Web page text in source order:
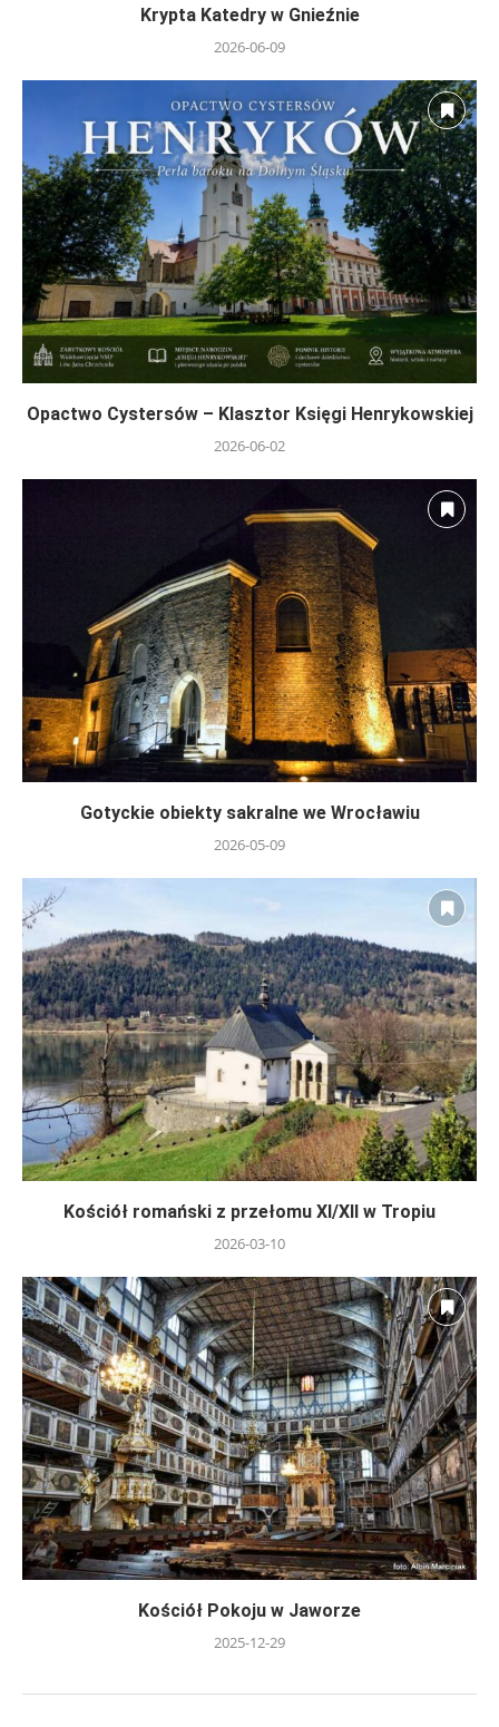
Krypta Katedry w Gnieźnie
2026-06-09
Opactwo Cystersów – Klasztor Księgi Henrykowskiej
2026-06-02
Gotyckie obiekty sakralne we Wrocławiu
2026-05-09
Kościół romański z przełomu XI/XII w Tropiu
2026-03-10
Kościół Pokoju w Jaworze
2025-12-29